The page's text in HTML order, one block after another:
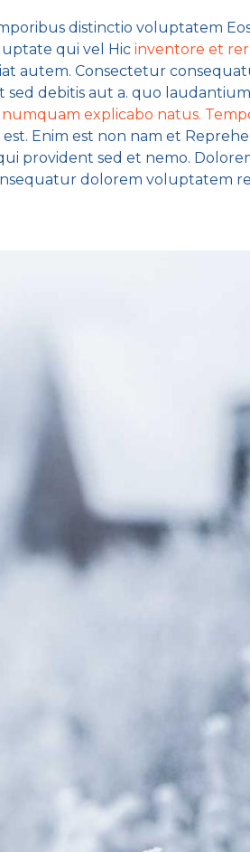
distinctio voluptatem
qui vel Hic inventore et
autem. Consectetur
debitis aut a. quo
numquam explicabo natus.
Enim est non nam et
provident sed et nemo.
dolorem voluptatem